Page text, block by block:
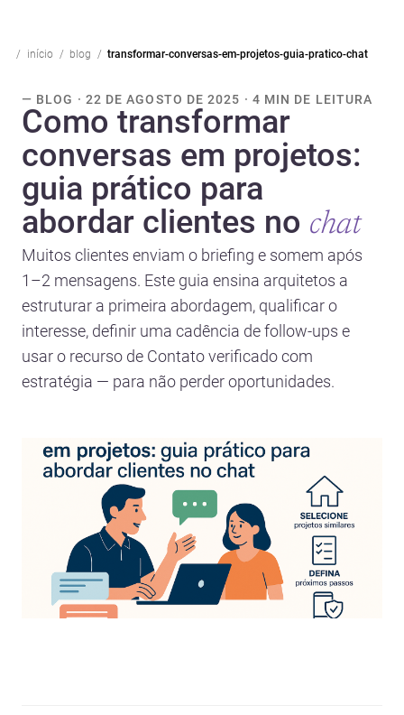
início blog transformar-conversas-em-projetos-guia-pratico-chat
— BLOG · 22 DE AGOSTO DE 2025 · 4 MIN DE LEITURA
Como transformar
conversas em projetos:
guia prático para
abordar clientes no chat
Muitos clientes enviam o briefing e somem após
1–2 mensagens. Este guia ensina arquitetos a
estruturar a primeira abordagem, qualificar o
interesse, definir uma cadência de follow-ups e
usar o recurso de Contato verificado com
estratégia — para não perder oportunidades.